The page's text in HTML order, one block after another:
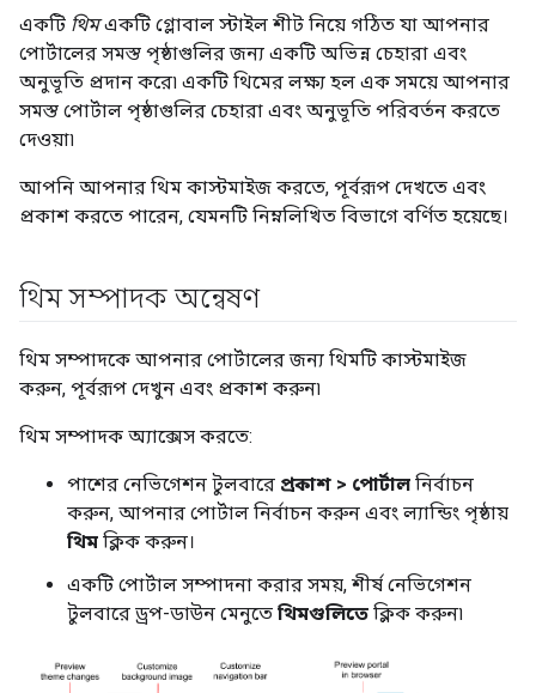
একটি থিমএকটি গ্লোবাল স্টাইল শীট নিয়ে গঠিত যা আপনার
পোর্টালের সমস্ত পৃষ্ঠাগুলির জন্য একটি অভিন্ন চেহারা এবং
অনুভূতি প্রদান করে৷ একটি থিমের লক্ষ্য হল এক সময়ে আপনার
সমস্ত পোর্টাল পৃষ্ঠাগুলির চেহারা এবং অনুভূতি পরিবর্তন করতে
দেওয়া৷
আপনি আপনার থিম কাস্টমাইজ করতে, পূর্বরূপ দেখতে এবং
প্রকাশ করতে পারেন, যেমনটি নিম্নলিখিত বিভাগে বর্ণিত হয়েছে।
থিম সম্পাদক অন্বেষণ
থিম সম্পাদকে আপনার পোর্টালের জন্য থিমটি কাস্টমাইজ
করুন, পূর্বরূপ দেখুন এবং প্রকাশ করুন৷
থিম সম্পাদক অ্যাক্সেস করতে:
পাশের নেভিগেশন টুলবারে প্রকাশ > পোর্টাল নির্বাচন
করুন, আপনার পোর্টাল নির্বাচন করুন এবং ল্যান্ডিং পৃষ্ঠায়
থিম ক্লিক করুন।
একটি পোর্টাল সম্পাদনা করার সময়, শীর্ষ নেভিগেশন
টুলবারে ড্রপ-ডাউন মেনুতে থিমগুলিতে ক্লিক করুন৷